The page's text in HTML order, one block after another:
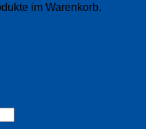
im Warenkorb.